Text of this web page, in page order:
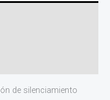
de silenciamiento